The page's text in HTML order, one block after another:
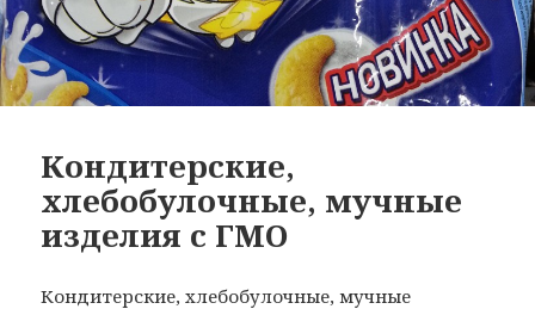
Кондитерские,
хлебобулочные, мучные
изделия с ГМО
Кондитерские, хлебобулочные, мучные